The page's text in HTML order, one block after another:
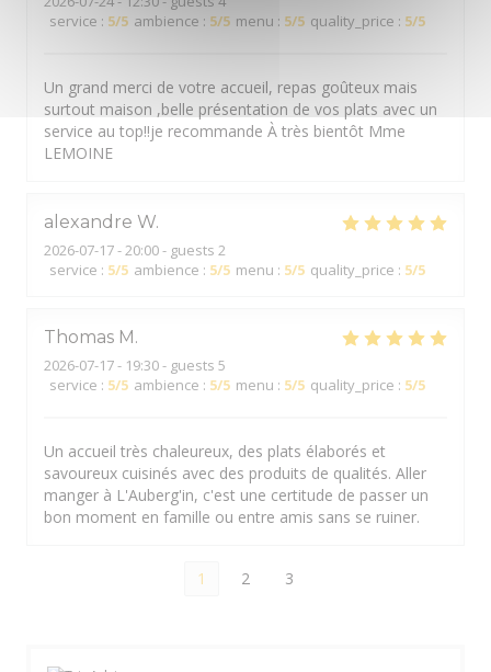
service : 5/5 ambience : 5/5 menu : 5/5 quality_price : 5/5
Un grand merci de votre accueil, repas goûteux mais
surtout maison ,belle présentation de vos plats avec un
service au top!!je recommande À très bientôt Mme
LEMOINE
alexandre W
2026-07-17- 20:00 - guests 2
service : 5/5 ambience : 5/5 menu : 5/5 quality_price : 5/5
Thomas M
2026-07-17- 19:30 - guests 5
service : 5/5 ambience : 5/5 menu : 5/5 quality_price : 5/5
Un accueil très chaleureux, des plats élaborés et
savoureux cuisinés avec des produits de qualités. Aller
manger à L'Auberg'in, c'est une certitude de passer un
bon moment en famille ou entre amis sans se ruiner.
1 2 3